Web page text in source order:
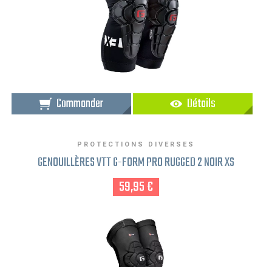
Commander Détails
PROTECTIONS DIVERSES
GENOUILLÈRES VTT G-FORM PRO RUGGED 2 NOIR XS
59,95 €